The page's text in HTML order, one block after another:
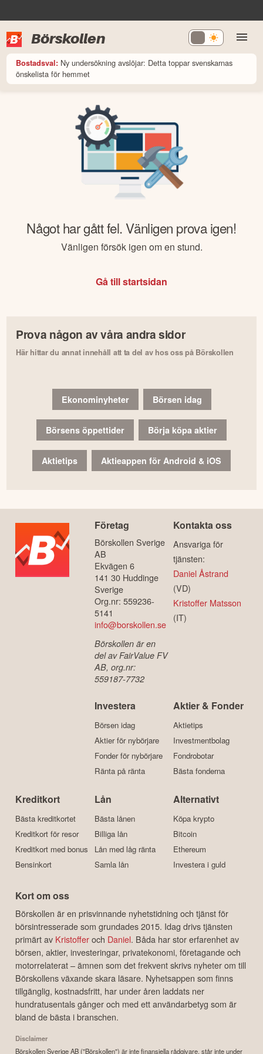
Börskollen
Bostadsval: Ny undersökning avslöjar: Detta toppar svenskarnas
önskelista för hemmet
Något har gått fel. Vänligen prova igen!
Vänligen försök igen om en stund.
Gå till startsidan
Prova någon av våra andra sidor
Här hittar du annat innehåll att ta del av hos oss på Börskollen
Ekonominyheter Börsen idag
Börsens öppettider Börja köpa aktier
Aktietips Aktieappen för Android & iOS
Företag
Börskollen Sverige
AB
Ekvägen 6
141 30 Huddinge
Sverige
Org.nr: 559236-
5141
info@borskollen.se
Börskollen är en
del av FairValue FV
AB, org.nr:
559187-7732
Kontakta oss
Ansvariga för
tjänsten:
Daniel Åstrand
(VD)
Kristoffer Matsson
(IT)
Investera
Börsen idag
Aktier för nybörjare
Fonder för nybörjare
Ränta på ränta
Aktier & Fonder
Aktietips
Investmentbolag
Fondrobotar
Bästa fonderna
Kreditkort
Bästa kreditkortet
Kreditkort för resor
Kreditkort med bonus
Bensinkort
Lån
Bästa lånen
Billiga lån
Lån med låg ränta
Samla lån
Alternativt
Köpa krypto
Bitcoin
Ethereum
Investera i guld
Kort om oss
Börskollen är en prisvinnande nyhetstidning och tjänst för
börsintresserade som grundades 2015. Idag drivs tjänsten
primärt av Kristofferoch Daniel. Båda har stor erfarenhet av
börsen, aktier, investeringar, privatekonomi, företagande och
motorrelaterat – ämnen som det frekvent skrivs nyheter om till
Börskollens växande skara läsare. Nyhetsappen som finns
tillgänglig, kostnadsfritt, har under åren laddats ner
hundratusentals gånger och med ett användarbetyg som är
bland de bästa i branschen.
Disclaimer
Börskollen Sverige AB ("Börskollen") är inte finansiella rådgivare, står inte under